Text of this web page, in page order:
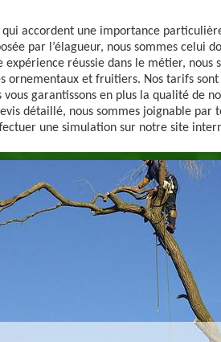
qui accordent une importance
par l’élagueur, nous sommes celui
expérience réussie dans le métier, nous
ornementaux et fruitiers. Nos tarifs
vous garantissons en plus la qualité de
détaillé, nous sommes joignable par
une simulation sur notre site